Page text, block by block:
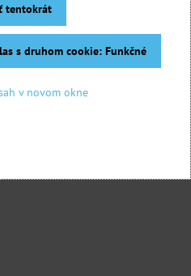
tentokrát
s druhom cookie: Funkčné
v novom okne